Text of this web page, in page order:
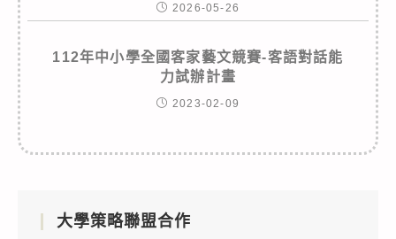
2026-05-26
112年中小學全國客家藝文競賽-客語對話能
力試辦計畫
2023-02-09
大學策略聯盟合作